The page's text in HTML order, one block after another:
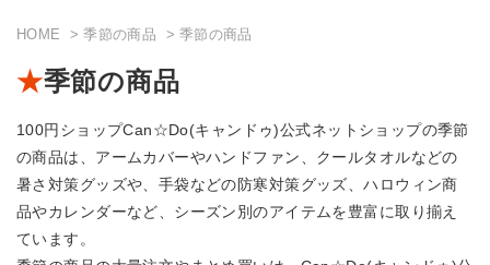
HOME 季節の商品 季節の商品
季節の商品
100円ショップCan☆Do(キャンドゥ)公式ネットショップの季節
の商品は、アームカバーやハンドファン、クールタオルなどの
暑さ対策グッズや、手袋などの防寒対策グッズ、ハロウィン商
品やカレンダーなど、シーズン別のアイテムを豊富に取り揃え
ています。